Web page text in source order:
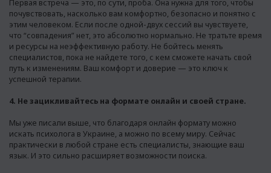
Первая встреча — это, по сути, проба. Она нужна для того, чтобы
почувствовать, насколько вам комфортно, безопасно и понятно с
этим человеком. Если после одной-двух сессий вы чувствуете,
что “совпадения” нет, это абсолютно нормально. Не тратьте время
и ресурсы на неэффективную работу. Не бойтесь менять
специалистов, пока не найдете того, с кем сможете начать свой
путь к изменениям. Ваш комфорт и доверие — это ключ к
успешной терапии.
4. Не зацикливайтесь на формате онлайн и своей стране.
Мы уже писали выше, что благодаря онлайн формату можно
искать психолога в Украине, а можно по всему миру. Сейчас
практически в любой стране есть специалисты, знающие ваш
язык. И это сильно расширяет возможности поиска.